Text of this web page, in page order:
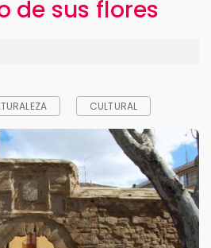
de sus flores
CULTURAL